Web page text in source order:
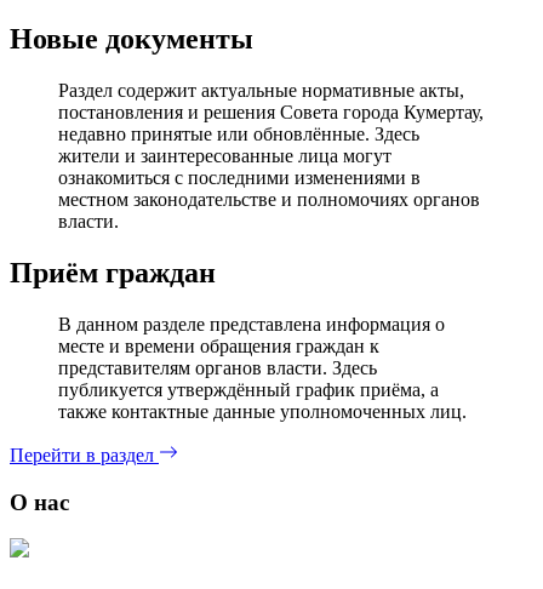
Новые документы
Раздел содержит актуальные нормативные акты,
постановления и решения Совета города Кумертау,
недавно принятые или обновлённые. Здесь
жители и заинтересованные лица могут
ознакомиться с последними изменениями в
местном законодательстве и полномочиях органов
власти.
Приём граждан
В данном разделе представлена информация о
месте и времени обращения граждан к
представителям органов власти. Здесь
публикуется утверждённый график приёма, а
также контактные данные уполномоченных лиц.
Перейти в раздел
О нас